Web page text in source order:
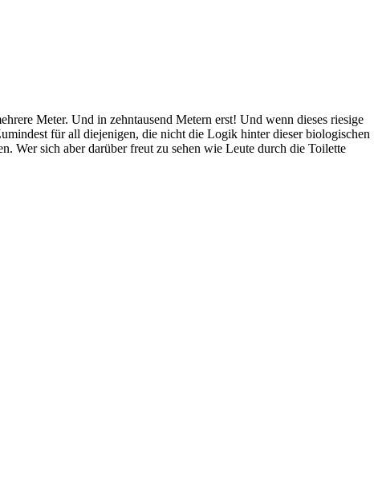
Meter. Und in zehntausend Metern erst! Und wenn dieses riesige
für all diejenigen, die nicht die Logik hinter dieser biologischen
Wer sich aber darüber freut zu sehen wie Leute durch die Toilette